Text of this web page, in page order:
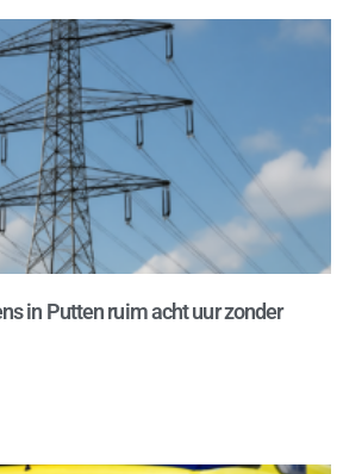
in Putten ruim acht uur zonder